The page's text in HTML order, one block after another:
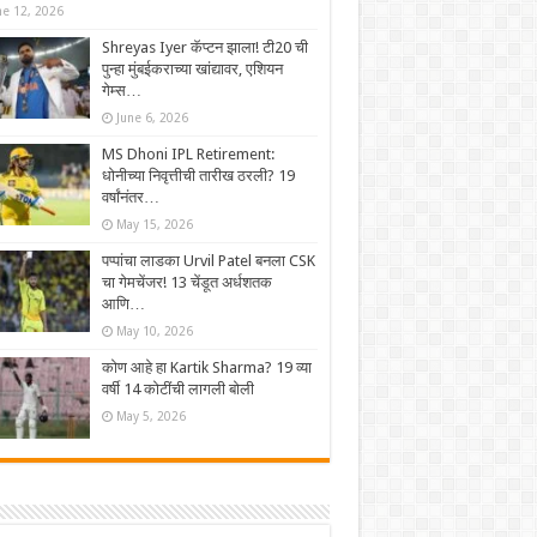
12, 2026
Shreyas Iyer कॅप्टन झाला! टी20 ची
पुन्हा मुंबईकराच्या खांद्यावर, एशियन
गेम्स…
June 6, 2026
MS Dhoni IPL Retirement:
धोनीच्या निवृत्तीची तारीख ठरली? 19
वर्षांनंतर…
May 15, 2026
पप्पांचा लाडका Urvil Patel बनला CSK
चा गेमचेंजर! 13 चेंडूत अर्धशतक
आणि…
May 10, 2026
कोण आहे हा Kartik Sharma? 19 व्या
वर्षी 14 कोटींची लागली बोली
May 5, 2026